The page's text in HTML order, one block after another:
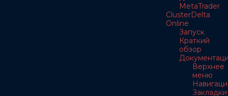
MetaTrader
ClusterDelta
Online
Запуск
Краткий
обзор
Верхнее
меню
Закладки